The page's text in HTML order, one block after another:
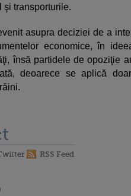
şi transporturile.
asupra deciziei de a
economice, în
însă partidele de opoziţie
deoarece se aplică
RSS Feed